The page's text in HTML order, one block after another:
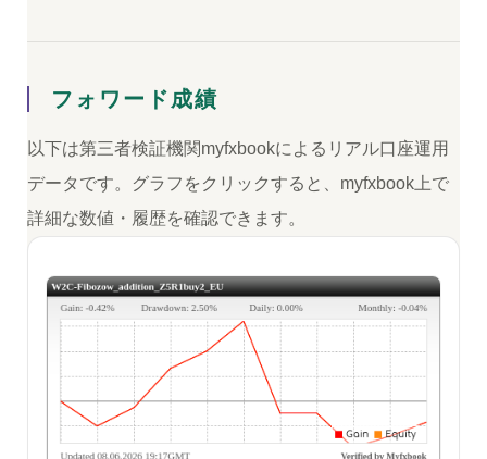
フォワード成績
以下は第三者検証機関myfxbookによるリアル口座運用
データです。グラフをクリックすると、myfxbook上で
詳細な数値・履歴を確認できます。